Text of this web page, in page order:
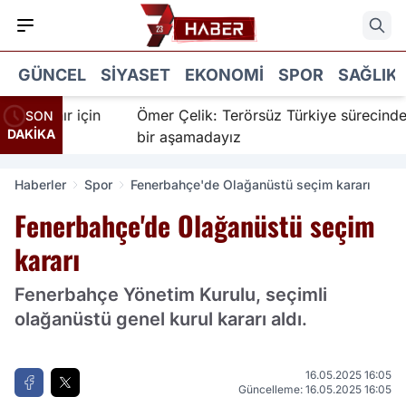
GÜNCEL SIYASET EKONOMI SPOR SAĞLIK
SON
DAKİKA
için
Ömer Çelik: Terörsüz Türkiye sürecinde
bir aşamadayız
Haberler Spor Fenerbahçe'de Olağanüstü seçim kararı
Fenerbahçe'de Olağanüstü seçim
kararı
Fenerbahçe Yönetim Kurulu, seçimli
olağanüstü genel kurul kararı aldı.
16.05.2025 16:05
Güncelleme: 16.05.2025 16:05